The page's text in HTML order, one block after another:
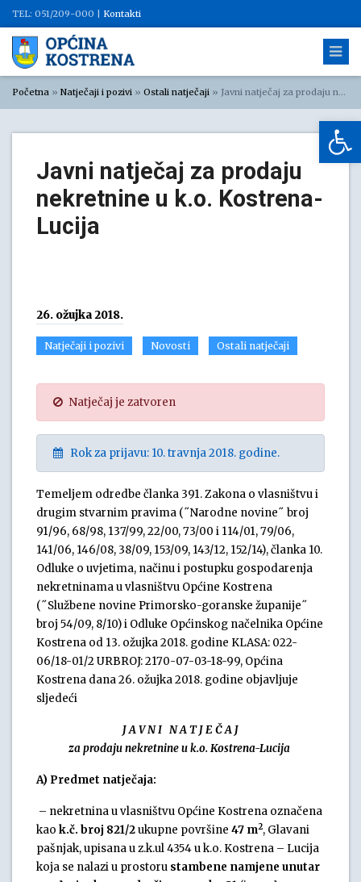
TEL: 051/209-000 | Kontakti
Početna » Natječaji i pozivi » Ostali natječaji » Javni natječaj za prodaju nekretnine u k.o. Kostrena-Lucija
Javni natječaj za prodaju
nekretnine u k.o. Kostrena-
Lucija
26. ožujka 2018.
Natječaji i pozivi Novosti Ostali natječaji
Natječaj je zatvoren
Rok za prijavu: 10. travnja 2018. godine.
Temeljem odredbe članka 391. Zakona o vlasništvu i
drugim stvarnim pravima (˝Narodne novine˝ broj
91/96, 68/98, 137/99, 22/00, 73/00 i 114/01, 79/06,
141/06, 146/08, 38/09, 153/09, 143/12, 152/14), članka 10.
Odluke o uvjetima, načinu i postupku gospodarenja
nekretninama u vlasništvu Općine Kostrena
(˝Službene novine Primorsko-goranske županije˝
broj 54/09, 8/10) i Odluke Općinskog načelnika Općine
Kostrena od 13. ožujka 2018. godine KLASA: 022-
06/18-01/2 URBROJ: 2170-07-03-18-99, Općina
Kostrena dana 26. ožujka 2018. godine objavljuje
sljedeći
J A V N I N A T J E Č A J
za prodaju nekretnine u k.o. Kostrena-Lucija
A) Predmet natječaja:
– nekretnina u vlasništvu Općine Kostrena označena
kao k.č. broj 821/2ukupne površine 47 m2, Glavani
pašnjak, upisana u z.k.ul 4354 u k.o. Kostrena – Lucija
koja se nalazi u prostoru stambene namjene unutar